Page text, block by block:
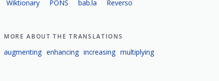
Wiktionary PONS bab.la Reverso
MORE ABOUT THE TRANSLATIONS
augmenting enhancing increasing multiplying